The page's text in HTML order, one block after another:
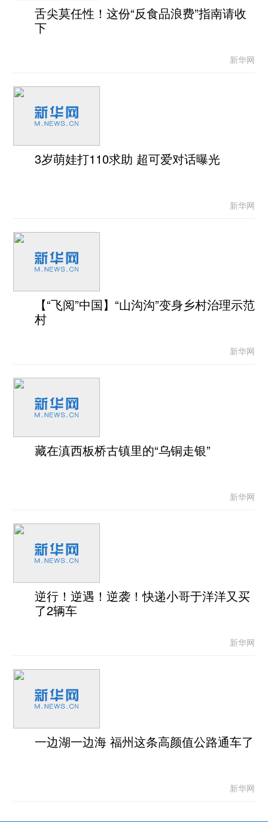
舌尖莫任性！这份“反食品浪费”指南请收
下
新华网
3岁萌娃打110求助 超可爱对话曝光
新华网
【“飞阅”中国】“山沟沟”变身乡村治理示范
村
新华网
藏在滇西板桥古镇里的“乌铜走银”
新华网
逆行！逆遇！逆袭！快递小哥于洋洋又买
了2辆车
新华网
一边湖一边海 福州这条高颜值公路通车了
新华网